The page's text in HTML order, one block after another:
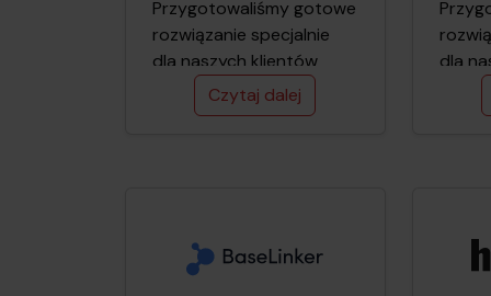
Przygo­towaliśmy gotowe
rozwiązanie specjalnie
dla naszych klientów
dzięki któremu cały
proces przygotowania
przesyła wszystkie
niezbędne dane
Czytaj dalej
dla